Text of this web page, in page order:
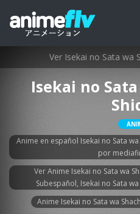
Ver Isekai no Sata wa
Isekai no
Anime en español Isekai no Sata
por
Ver Anime Isekai no Sata wa
Subespañol, Isekai no Sata
Anime Isekai no Sata wa